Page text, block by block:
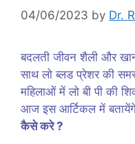
04/06/2023 by Dr.
बदलती जीवन शैली और
साथ लो ब्लड प्रेशर की
महिलाओं में लो बी पी की
आज इस आर्टिकल में
कैसे करे ?